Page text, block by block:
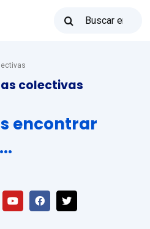
colectivas
encontrar